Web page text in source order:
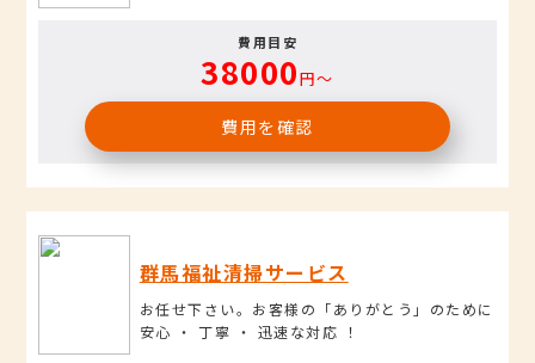
費用目安
38000円〜
費用を確認
群馬福祉清掃サービス
お任せ下さい。お客様の「ありがとう」のために
安心 ・ 丁寧 ・ 迅速な対応 ！